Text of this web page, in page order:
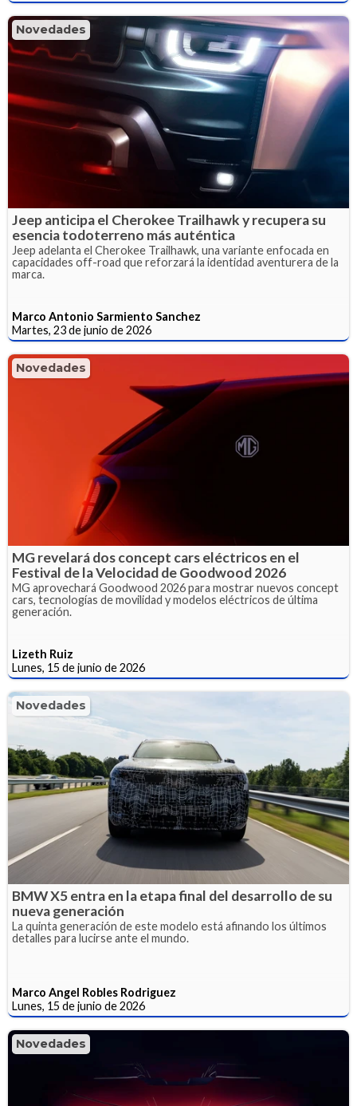
Novedades
Jeep anticipa el Cherokee Trailhawk y recupera su
esencia todoterreno más auténtica
Jeep adelanta el Cherokee Trailhawk, una variante enfocada en
capacidades off-road que reforzará la identidad aventurera de la
marca.
Marco Antonio Sarmiento Sanchez
Martes, 23 de junio de 2026
Novedades
MG revelará dos concept cars eléctricos en el
Festival de la Velocidad de Goodwood 2026
MG aprovechará Goodwood 2026 para mostrar nuevos concept
cars, tecnologías de movilidad y modelos eléctricos de última
generación.
Lizeth Ruiz
Lunes, 15 de junio de 2026
Novedades
BMW X5 entra en la etapa final del desarrollo de su
nueva generación
La quinta generación de este modelo está afinando los últimos
detalles para lucirse ante el mundo.
Marco Angel Robles Rodriguez
Lunes, 15 de junio de 2026
Novedades